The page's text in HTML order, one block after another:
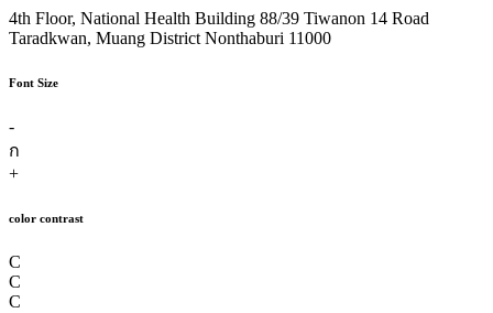
4th Floor, National Health Building 88/39 Tiwanon 14 Road
Taradkwan, Muang District Nonthaburi 11000
Font Size
-
ก
+
color contrast
C
C
C